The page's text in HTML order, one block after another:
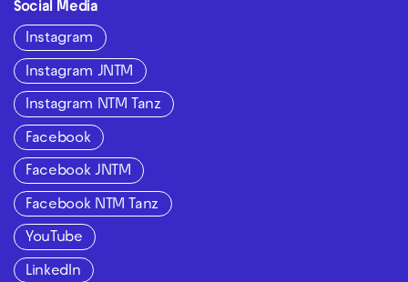
Social Media
Instagram
Instagram JNTM
Instagram NTM Tanz
Facebook
Facebook JNTM
Facebook NTM Tanz
YouTube
LinkedIn